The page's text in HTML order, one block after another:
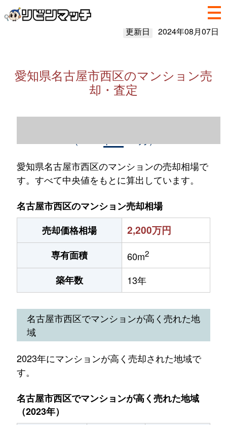
更新日 2024年08月07日
愛知県名古屋市西区のマンション売
却・査定
愛知県名古屋市西区のマンションの売却相場で
す。すべて中央値をもとに算出しています。
名古屋市西区のマンション売却相場
売却価格相場
2,200万円
専有面積 60m2
築年数 13年
名古屋市西区でマンションが高く売れた地
域
2023年にマンションが高く売却された地域で
す。
名古屋市西区でマンションが高く売れた地域
（2023年）